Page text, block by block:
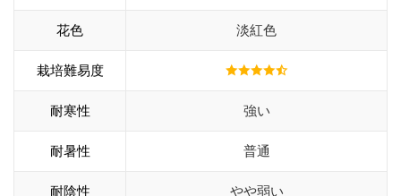
花色 淡紅色
栽培難易度
耐寒性 強い
耐暑性 普通
耐陰性 やや弱い